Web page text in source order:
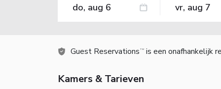
Guest Reservations TM is een onafhankelijk
Kamers & Tarieven